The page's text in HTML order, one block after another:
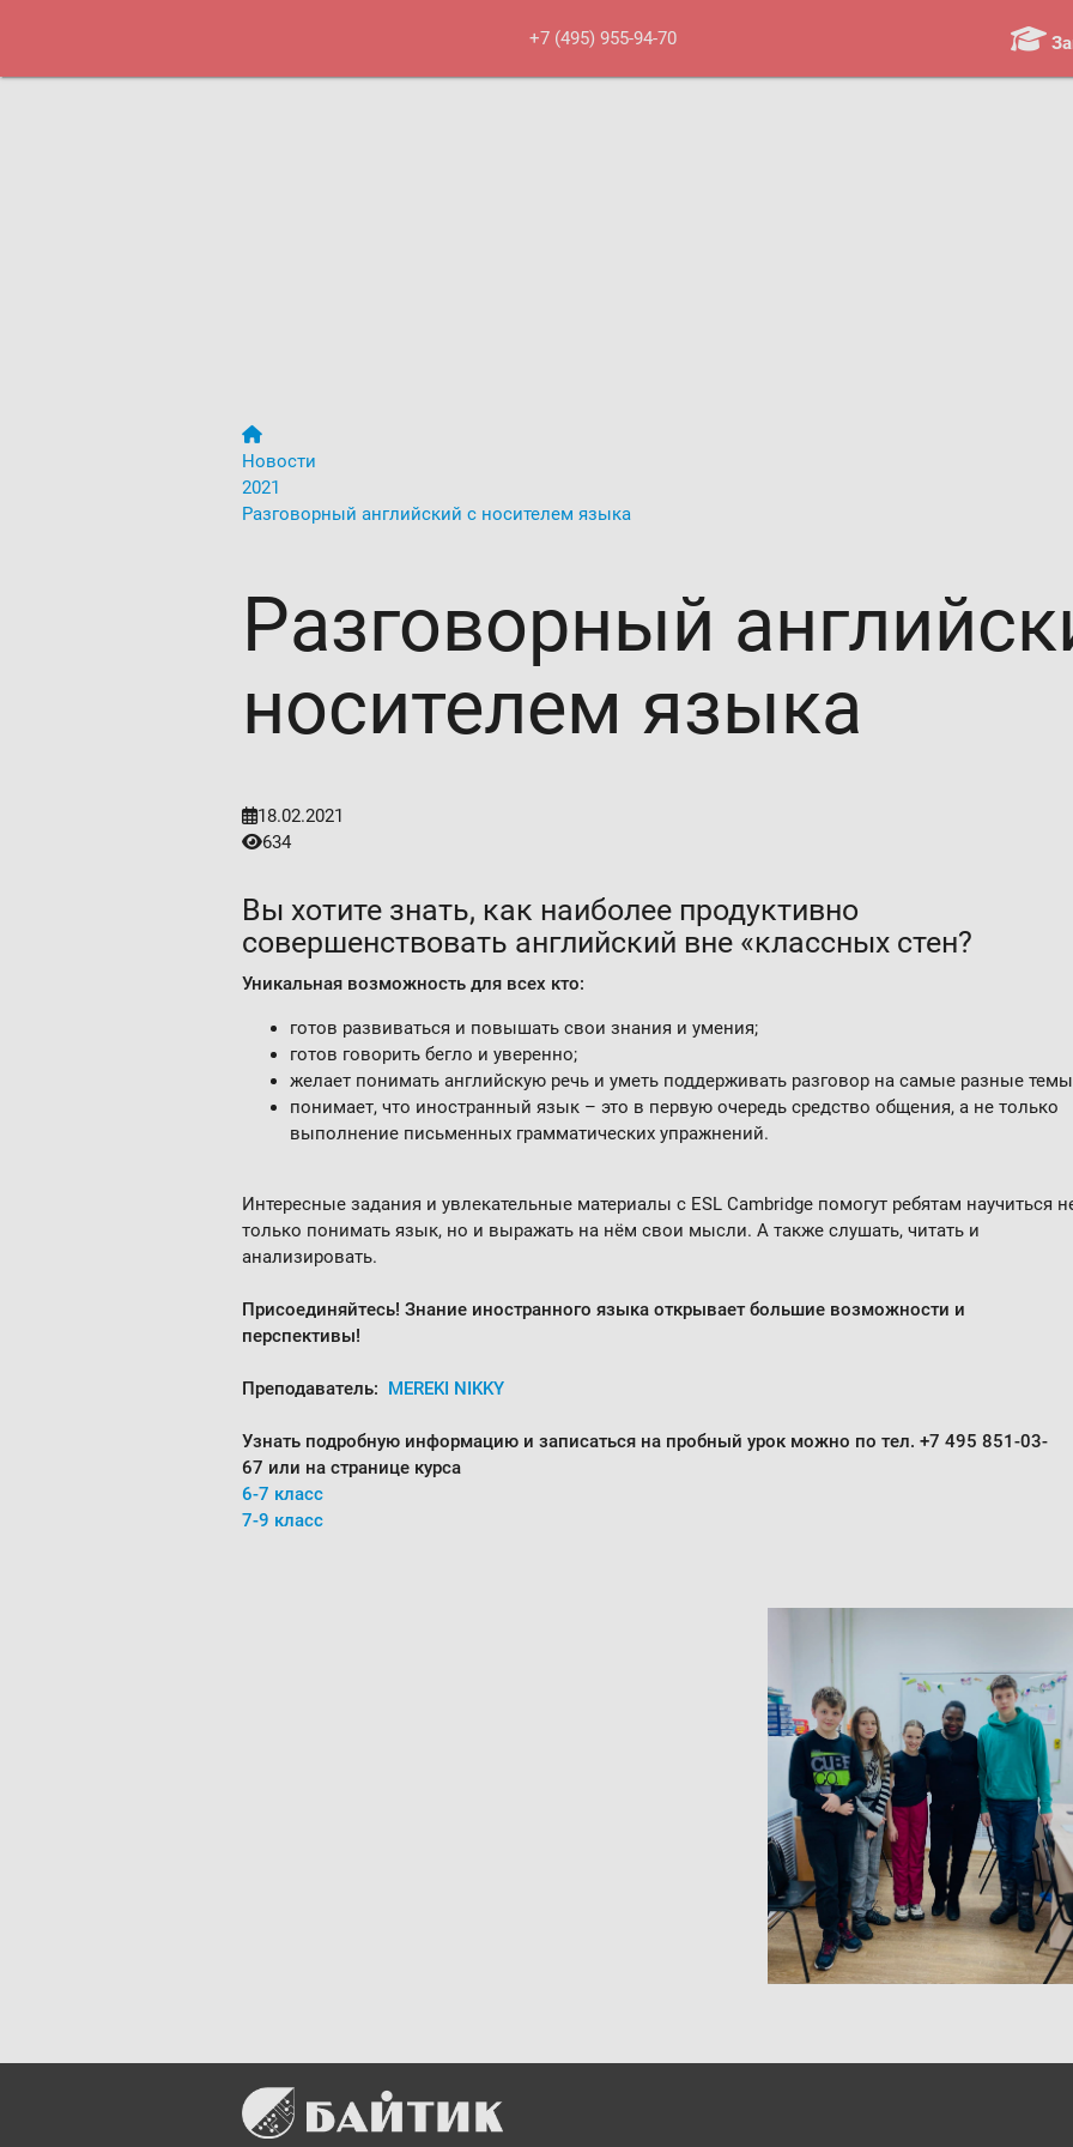
+7 (495) 955-94-70
Новости
2021
Разговорный английский с носителем языка
Разговорный
носителем языка
18.02.2021
634
Вы хотите знать, как наиболее продуктивно
совершенствовать английский вне «классных стен?
Уникальная возможность для всех кто:
готов развиваться и повышать свои знания и умения;
готов говорить бегло и уверенно;
желает понимать английскую речь и уметь поддерживать разговор на самые разные
понимает, что иностранный язык – это в первую очередь средство общения, а не только
выполнение письменных грамматических упражнений.
Интересные задания и увлекательные материалы с ESL Cambridge помогут ребятам научиться
только понимать язык, но и выражать на нём свои мысли. А также слушать, читать и
анализировать.
Присоединяйтесь! Знание иностранного языка открывает большие возможности и
перспективы!
Преподаватель: MEREKI NIKKY
Узнать подробную информацию и записаться на пробный урок можно по тел. +7 495 851-03-
67 или на странице курса
6-7 класс
7-9 класс